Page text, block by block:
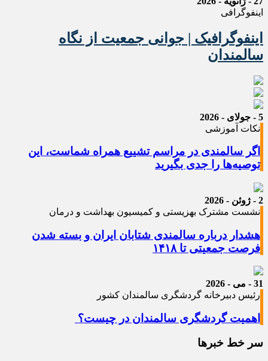
اینفوگرافی
اینفوگرافیک | جوانی جمعیت از نگاه
سالمندان
5 - جولای - 2026
نکات آموزشی
اگر سالمندی در مراسم تشییع همراه شماست، این
توصیه‌ها را جدی بگیرید
2 - ژوئن - 2026
نشست مشترک بهزیستی و کمیسیون بهداشت و درمان
هشدار درباره سالمندی شتابان ایران و بسته شدن
فرصت جمعیتی تا ۱۴۱۸
31 - می - 2026
رئیس دبیرخانه گردشگری سالمندان کشور
اهمیت گردشگری سالمندان در چیست؟
سر خط خبرها